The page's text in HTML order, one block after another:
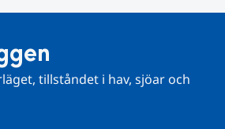
tillståndet i hav, sjöar och